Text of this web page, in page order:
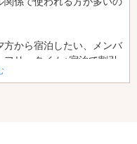
方から宿泊したい、メンバ
フリータイム+宿泊で割引
して頂きました。
らっしゃるようで、外出